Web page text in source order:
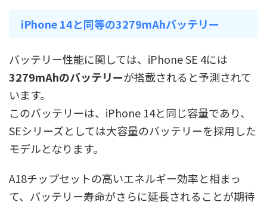
iPhone 14と同等の3279mAhバッテリー
バッテリー性能に関しては、iPhone SE 4には
3279mAhのバッテリーが搭載されると予測されて
います。
このバッテリーは、iPhone 14と同じ容量であり、
SEシリーズとしては大容量のバッテリーを採用した
モデルとなります。
A18チップセットの高いエネルギー効率と相まっ
て、バッテリー寿命がさらに延長されることが期待